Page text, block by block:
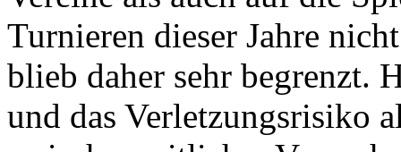
Turnieren dieser Jahre
blieb daher sehr begrenzt.
und das Verletzungsrisiko